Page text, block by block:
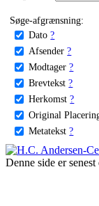
Søge-afgrænsning:
Dato ?
Afsender ?
Modtager ?
Brevtekst ?
Herkomst ?
Original
Metatekst ?
Denne side er